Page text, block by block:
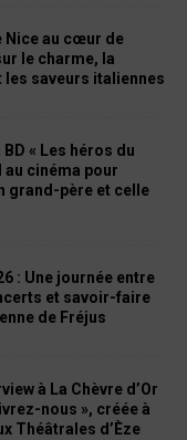
Nice au cœur de
le charme, la
saveurs italiennes
« Les héros du
au cinéma pour
grand-père et celle
: Une journée entre
et savoir-faire
de Fréjus
à La Chèvre d’Or
nous », créée à
Théâtrales d’Èze